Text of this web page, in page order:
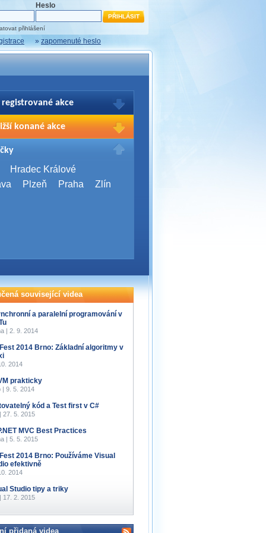
Heslo
přihlášení
» zapomenuté heslo
registrované akce
Vašich registrací na akce
přihlašte.
konané akce
2026
Brno
Server Bootcamp 2026
Hradec Králové
Plzeň Praha Zlín
související videa
a paralelní programování v
| 2. 9. 2014
Fest 2014 Brno: Základní algoritmy v
2014
prakticky
| 9. 5. 2014
kód a Test first v C#
27. 5. 2015
MVC Best Practices
| 5. 5. 2015
2014 Brno: Používáme Visual
efektivně
2014
Studio tipy a triky
17. 2. 2015
přidaná videa